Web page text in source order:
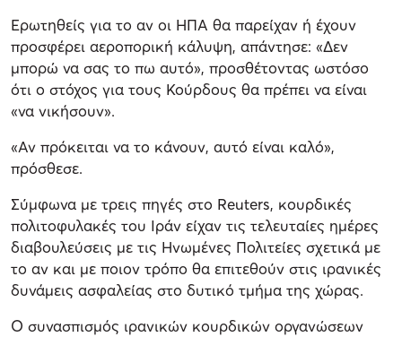
Ερωτηθείς για το αν οι ΗΠΑ θα παρείχαν ή έχουν
προσφέρει αεροπορική κάλυψη, απάντησε: «Δεν
μπορώ να σας το πω αυτό», προσθέτοντας ωστόσο
ότι ο στόχος για τους Κούρδους θα πρέπει να είναι
«να νικήσουν».
«Αν πρόκειται να το κάνουν, αυτό είναι καλό»,
πρόσθεσε.
Σύμφωνα με τρεις πηγές στο Reuters, κουρδικές
πολιτοφυλακές του Ιράν είχαν τις τελευταίες ημέρες
διαβουλεύσεις με τις Ηνωμένες Πολιτείες σχετικά με
το αν και με ποιον τρόπο θα επιτεθούν στις ιρανικές
δυνάμεις ασφαλείας στο δυτικό τμήμα της χώρας.
Ο συνασπισμός ιρανικών κουρδικών οργανώσεων